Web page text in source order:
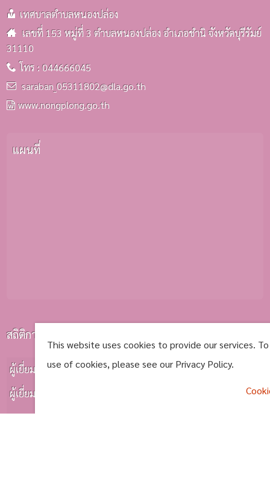
เทศบาลตำบลหนองปล่อง
เลขที่ 153 หมู่ที่ 3 ตำบลหนองปล่อง อำเภอชำนิ จังหวัดบุรีรัมย์
31110
โทร : 044666045
saraban_05311802@dla.go.th
www.nongplong.go.th
แผนที่
สถิติการเยี่ยมชม
ผู้เยี่ยมชมทั้งหมด
1020676
ผู้เยี่ยมชมวันนี้
การดูหน้าเว็บ
This website uses cookies to provide our services.
use of cookies, please see our Privacy Policy.